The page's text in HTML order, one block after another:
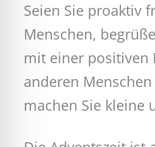
Seien Sie proaktiv
Menschen,
mit einer positiven
anderen
machen Sie kleine